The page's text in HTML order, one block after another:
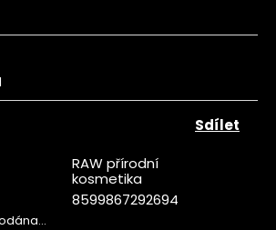
RAW přírodní
kosmetika
8599867292694
Sdílet